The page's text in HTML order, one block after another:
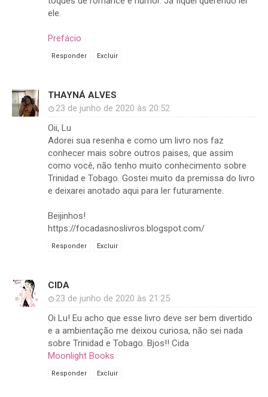
ele.
Prefácio
Responder Excluir
THAYNÁ ALVES
23 de junho de 2020 às 20:52
Oii, Lu
Adorei sua resenha e como um livro nos faz
conhecer mais sobre outros paises, que assim
como você, não tenho muito conhecimento sobre
Trinidad e Tobago. Gostei muito da premissa do livro
e deixarei anotado aqui para ler futuramente.
Beijinhos!
https://focadasnoslivros.blogspot.com/
Responder Excluir
CIDA
23 de junho de 2020 às 21:25
Oi Lu! Eu acho que esse livro deve ser bem divertido
e a ambientação me deixou curiosa, não sei nada
sobre Trinidad e Tobago. Bjos!! Cida
Moonlight Books
Responder Excluir